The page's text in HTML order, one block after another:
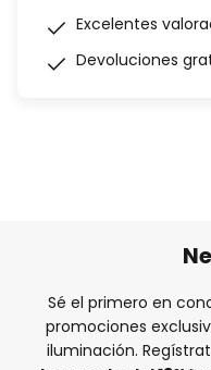
Excelentes
Devoluciones
Sé el primero en
promociones
iluminación.